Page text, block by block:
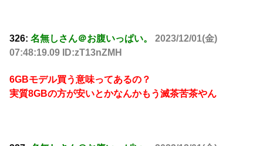
326: 名無しさん＠お腹いっぱい。
2023/12/01(金)
07:48:19.09 ID:zT13nZMH
6GBモデル買う意味ってあるの？
実質8GBの方が安いとかなんかもう滅茶苦茶やん